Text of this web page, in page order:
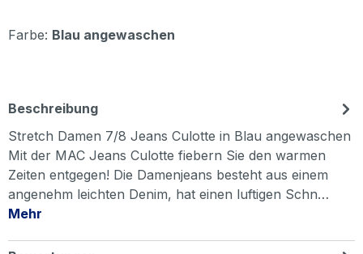
Farbe: Blau angewaschen
Beschreibung
Stretch Damen 7/8 Jeans Culotte in Blau angewaschen
Mit der MAC Jeans Culotte fiebern Sie den warmen
Zeiten entgegen! Die Damenjeans besteht aus einem
angenehm leichten Denim, hat einen luftigen Schn…
Mehr